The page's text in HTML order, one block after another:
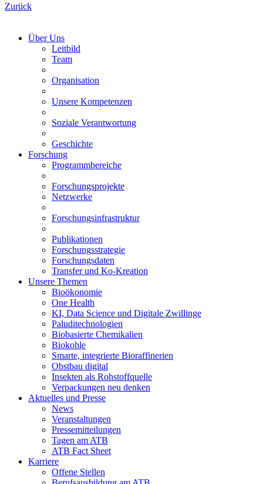
Zurück
Über Uns
Leitbild
Team
Organisation
Unsere Kompetenzen
Soziale Verantwortung
Geschichte
Forschung
Programmbereiche
Forschungsprojekte
Netzwerke
Forschungsinfrastruktur
Publikationen
Forschungsstrategie
Forschungsdaten
Transfer und Ko-Kreation
Unsere Themen
Bioökonomie
One Health
KI, Data Science und Digitale Zwillinge
Paluditechnologien
Biobasierte Chemikalien
Biokohle
Smarte, integrierte Bioraffinerien
Obstbau digital
Insekten als Rohstoffquelle
Verpackungen neu denken
Aktuelles und Presse
News
Veranstaltungen
Pressemitteilungen
Tagen am ATB
ATB Fact Sheet
Karriere
Offene Stellen